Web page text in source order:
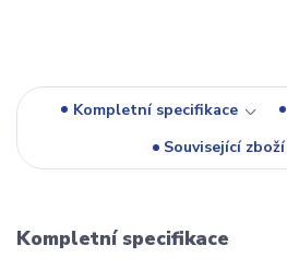
Kompletní specifikace
Související zboží
Kompletní specifikace